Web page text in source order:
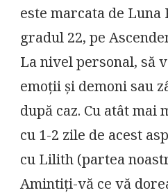
este marcata de Luna
gradul 22, pe
La nivel personal, să
emoții și demoni sau
după caz. Cu atât mai
cu 1-2 zile de acest
cu Lilith (partea
Amintiți-vă ce vă